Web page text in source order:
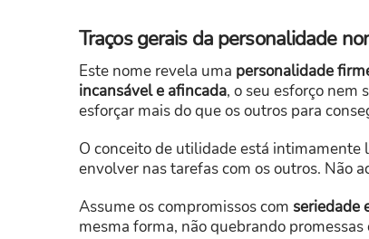
Traços gerais da personalidade
Este nome revela uma personalidade
incansável e afincada, o seu esforço nem
esforçar mais do que os outros para
O conceito de utilidade está intimamente
envolver nas tarefas com os outros. Não
Assume os compromissos com seriedade
mesma forma, não quebrando